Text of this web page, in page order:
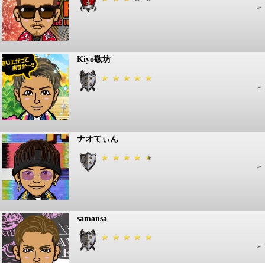
Kiyo敬坊
ナオてぃん
samansa